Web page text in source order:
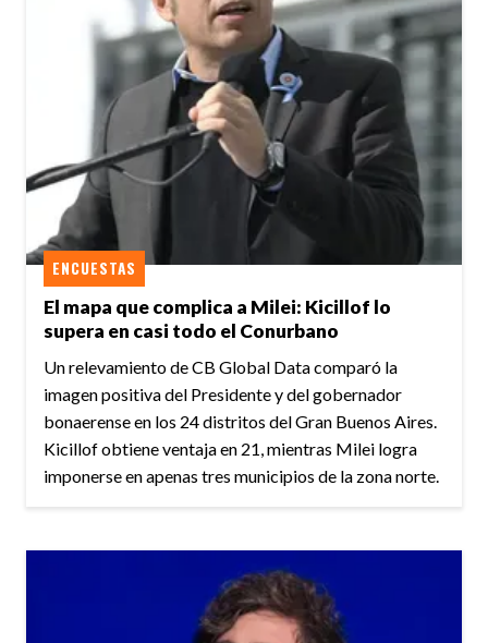
El mapa que complica a Milei: Kicillof lo
supera en casi todo el Conurbano
ENCUESTAS
Un relevamiento de CB Global Data comparó la
imagen positiva del Presidente y del gobernador
bonaerense en los 24 distritos del Gran Buenos Aires.
Kicillof obtiene ventaja en 21, mientras Milei logra
imponerse en apenas tres municipios de la zona norte.